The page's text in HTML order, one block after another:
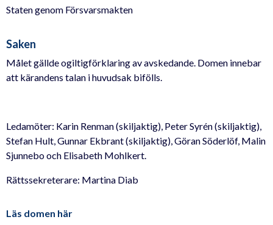
Staten genom Försvarsmakten
Saken
Målet gällde ogiltigförklaring av avskedande. Domen innebar
att kärandens talan i huvudsak bifölls.
Ledamöter: Karin Renman (skiljaktig), Peter Syrén (skiljaktig),
Stefan Hult, Gunnar Ekbrant (skiljaktig), Göran Söderlöf, Malin
Sjunnebo och Elisabeth Mohlkert.
Rättssekreterare: Martina Diab
Läs domen här